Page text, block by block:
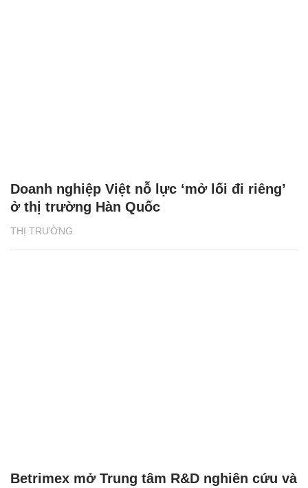
THỊ TRƯỜNG
Doanh nghiệp Việt nỗ lực ‘mở lối đi riêng’
ở thị trường Hàn Quốc
Betrimex mở Trung tâm R&D nghiên cứu và